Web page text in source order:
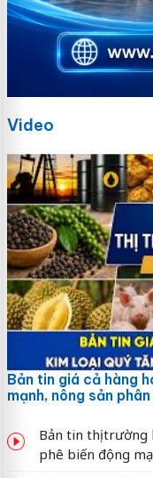
Video
Bản tin giá cả hàng
mạnh, nông sản
Bản tin thị trường
phê biến động